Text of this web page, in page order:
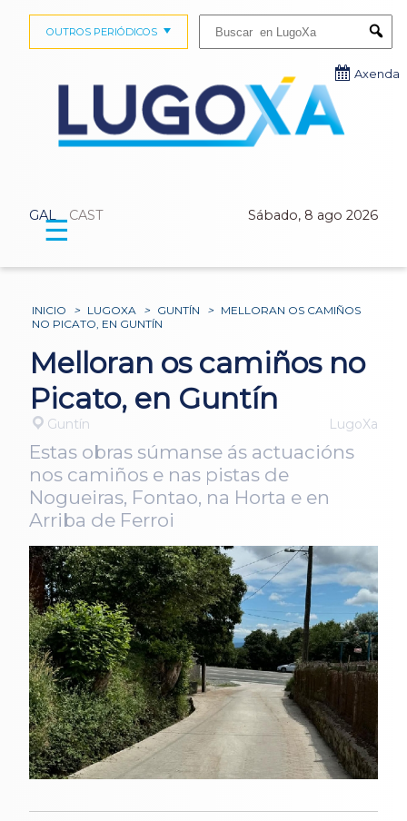
GAL CAST Sábado, 8 ago 2026
OUTROS PERIÓDICOS
Axenda
☰
INICIO > LUGOXA > GUNTÍN > MELLORAN OS CAMIÑOS
NO PICATO, EN GUNTÍN
Melloran os camiños no
Picato, en Guntín
Guntín LugoXa
Estas obras súmanse ás actuacións
nos camiños e nas pistas de
Nogueiras, Fontao, na Horta e en
Arriba de Ferroi